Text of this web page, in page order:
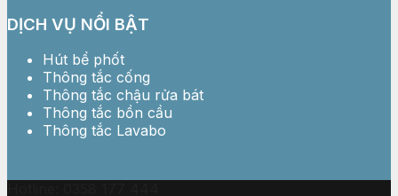
DỊCH VỤ NỔI BẬT
Hút bể phốt
Thông tắc cống
Thông tắc chậu rửa bát
Thông tắc bồn cầu
Thông tắc Lavabo